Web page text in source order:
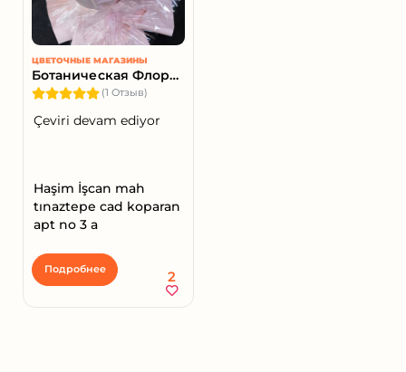
ЦВЕТОЧНЫЕ МАГАЗИНЫ
Ботаническая Флористика
(1 Отзыв)
Çeviri devam ediyor
Haşim İşcan mah
tınaztepe cad koparan
apt no 3 a
Подробнее 2